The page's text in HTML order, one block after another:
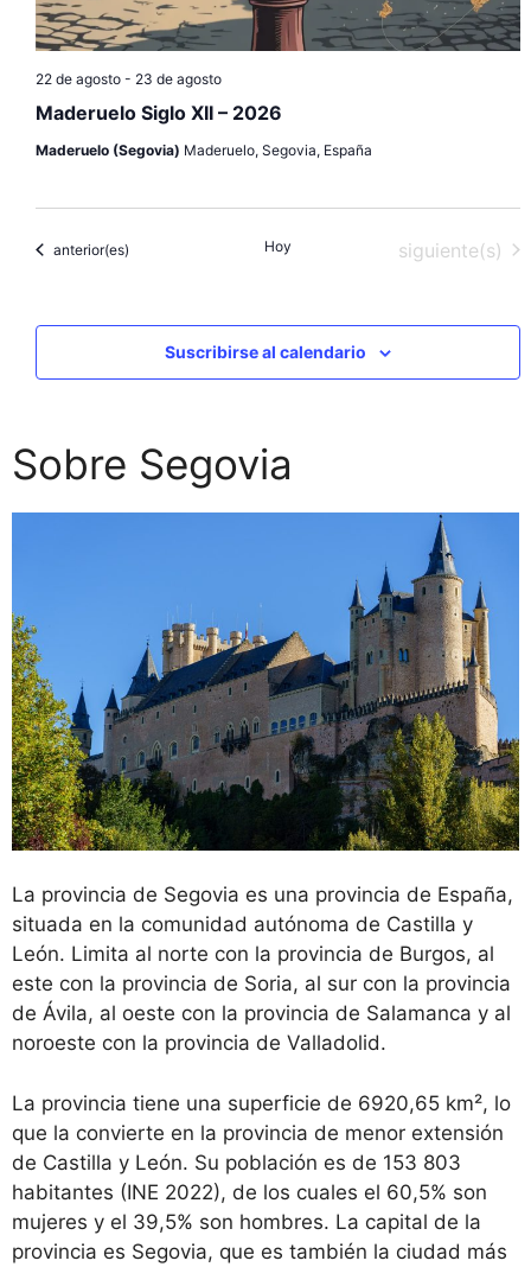
Maderuelo Siglo XII – 2026
22 de agosto- 23 de agosto
Maderuelo (Segovia) Maderuelo, Segovia, España
Eventos
anterior(es) Hoy Eventos
siguiente(s)
Suscribirse al calendario
Sobre Segovia
La provincia de Segovia es una provincia de España,
situada en la comunidad autónoma de Castilla y
León. Limita al norte con la provincia de Burgos, al
este con la provincia de Soria, al sur con la provincia
de Ávila, al oeste con la provincia de Salamanca y al
noroeste con la provincia de Valladolid.
La provincia tiene una superficie de 6920,65 km², lo
que la convierte en la provincia de menor extensión
de Castilla y León. Su población es de 153 803
habitantes (INE 2022), de los cuales el 60,5% son
mujeres y el 39,5% son hombres. La capital de la
provincia es Segovia, que es también la ciudad más